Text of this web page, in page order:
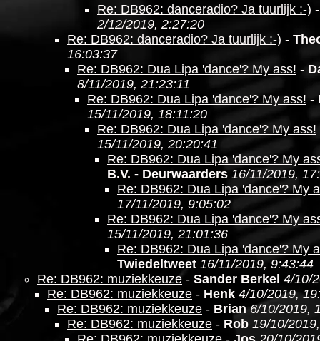
Re: DB962: danceradio? Ja tuurlijk :-)
2/12/2019, 2:27:20
Re: DB962: danceradio? Ja tuurlijk :-) -
16:03:37
Re: DB962: Dua Lipa 'dance'? My ass! -
8/11/2019, 21:23:11
Re: DB962: Dua Lipa 'dance'? My ass! -
15/11/2019, 18:11:20
Re: DB962: Dua Lipa 'dance'? My ass!
15/11/2019, 20:20:41
Re: DB962: Dua Lipa 'dance'? My
B.V. - Deurwaarders 16/11/2019,
Re: DB962: Dua Lipa 'dance'? My
17/11/2019, 9:05:02
Re: DB962: Dua Lipa 'dance'? My
15/11/2019, 21:01:36
Re: DB962: Dua Lipa 'dance'? My
Twiedeltweet 16/11/2019, 9:43:44
Re: DB962: muziekkeuze- Sander Berkel 4/10/
Re: DB962: muziekkeuze - Henk 4/10/2019,
Re: DB962: muziekkeuze - Brian 6/10/2019,
Re: DB962: muziekkeuze - Rob 19/10/